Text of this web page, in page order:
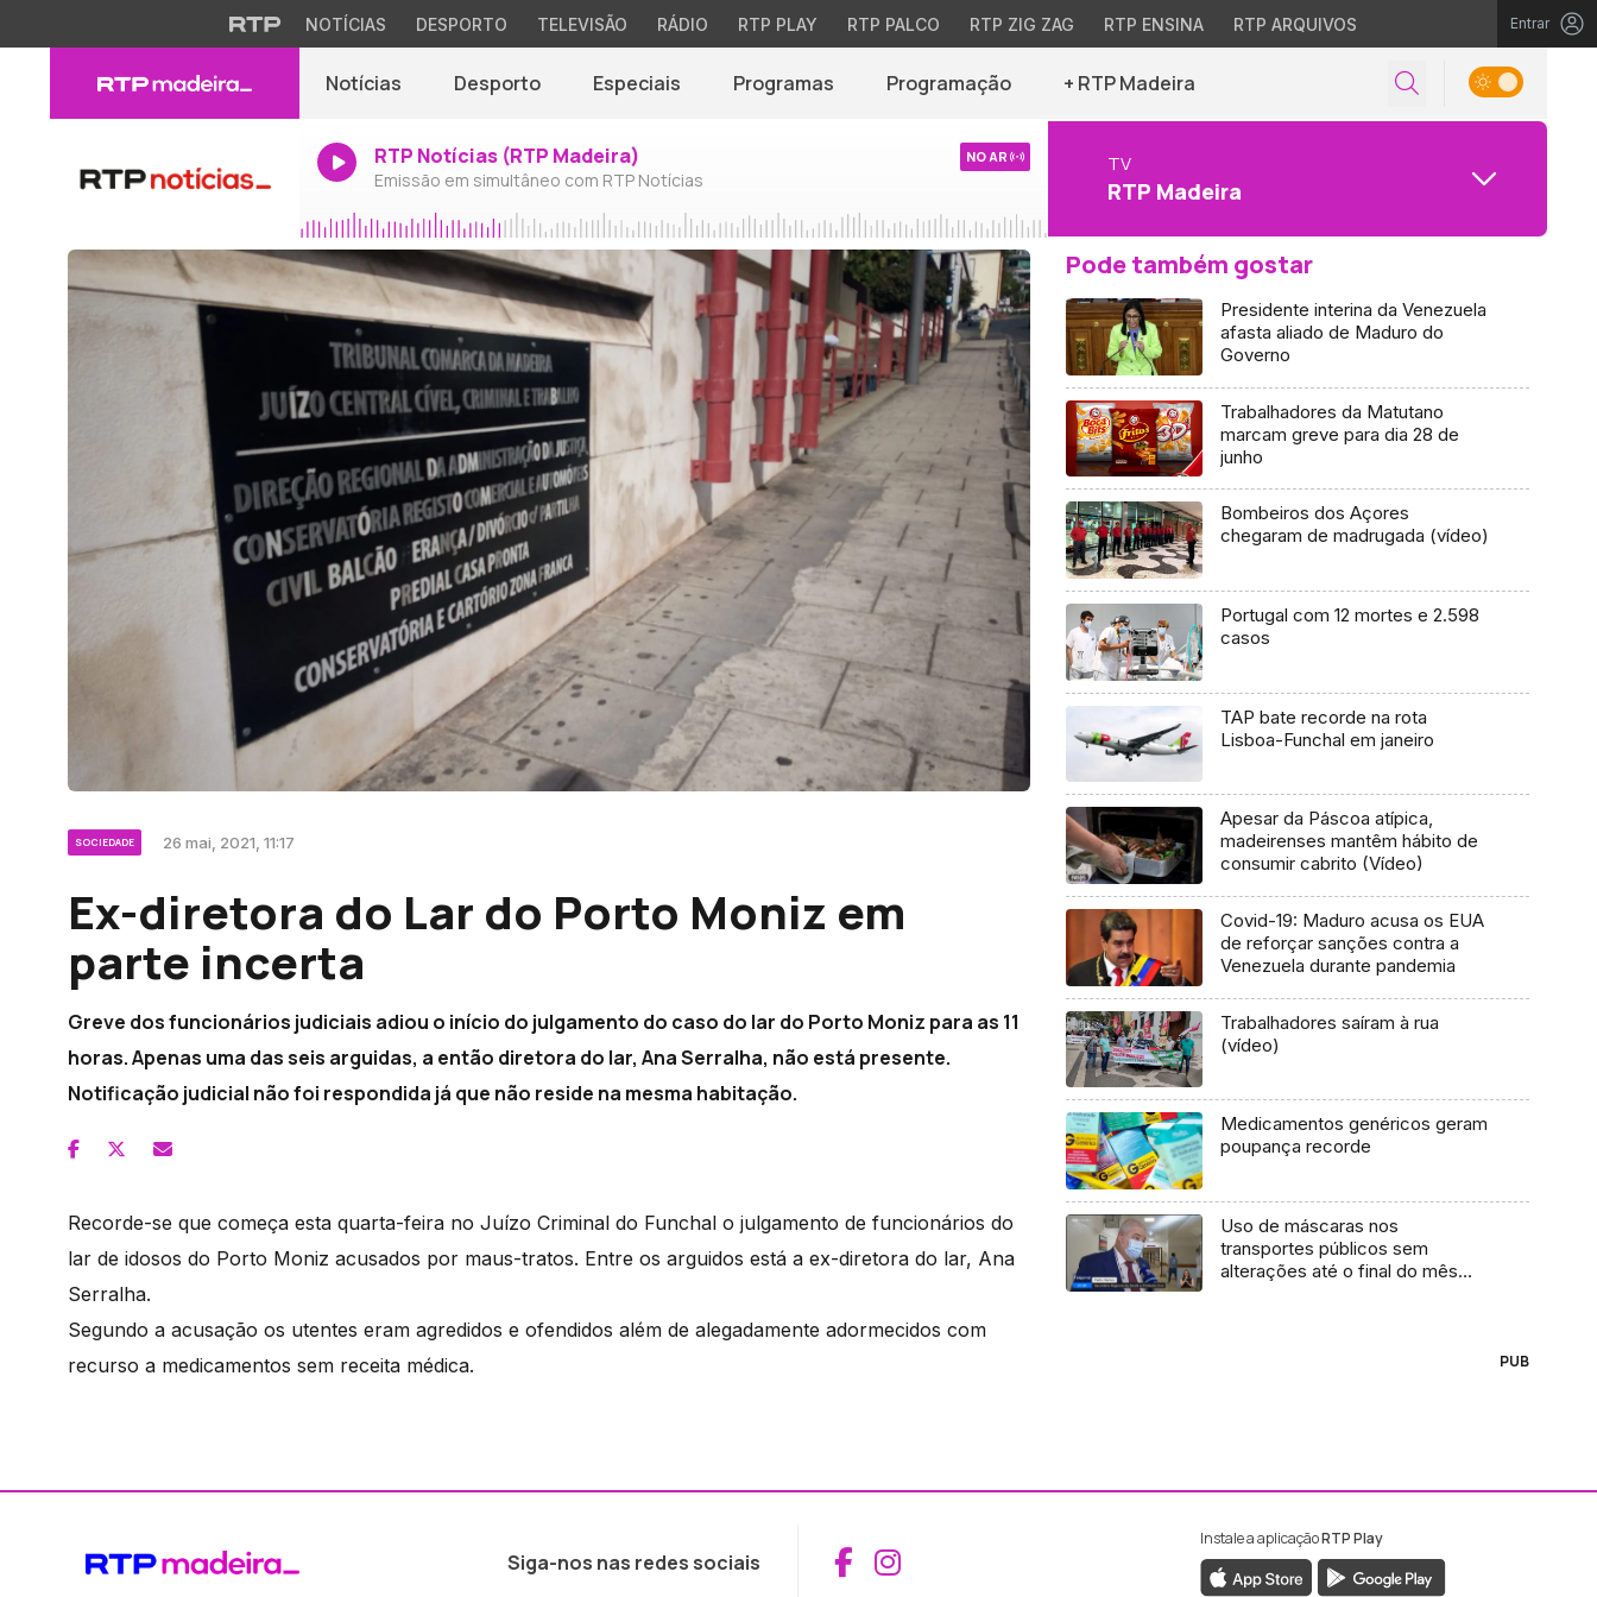
NOTÍCIAS DESPORTO TELEVISÃO RÁDIO RTP PLAY RTP PALCO RTP ZIG ZAG RTP ENSINA RTP ARQUIVOS Entrar
Notícias Desporto Especiais Programas Programação + RTP Madeira
RTP Notícias (RTP Madeira)
Emissão em simultâneo com RTP Notícias
NO AR TV
RTP Madeira
SOCIEDADE 26 mai, 2021, 11:17
Ex-diretora do Lar do Porto Moniz em
parte incerta
Greve dos funcionários judiciais adiou o início do julgamento do caso do lar do Porto Moniz para as 11
horas. Apenas uma das seis arguidas, a então diretora do lar, Ana Serralha, não está presente.
Notificação judicial não foi respondida já que não reside na mesma habitação.
Recorde-se que começa esta quarta-feira no Juízo Criminal do Funchal o julgamento de funcionários do
lar de idosos do Porto Moniz acusados por maus-tratos. Entre os arguidos está a ex-diretora do lar, Ana
Serralha.
Segundo a acusação os utentes eram agredidos e ofendidos além de alegadamente adormecidos com
recurso a medicamentos sem receita médica.
Pode também gostar
Presidente interina da Venezuela
afasta aliado de Maduro do
Governo
Trabalhadores da Matutano
marcam greve para dia 28 de
junho
Bombeiros dos Açores
chegaram de madrugada (vídeo)
Portugal com 12 mortes e 2.598
casos
TAP bate recorde na rota
Lisboa-Funchal em janeiro
Apesar da Páscoa atípica,
madeirenses mantêm hábito de
consumir cabrito (Vídeo)
Covid-19: Maduro acusa os EUA
de reforçar sanções contra a
Venezuela durante pandemia
Trabalhadores saíram à rua
(vídeo)
Medicamentos genéricos geram
poupança recorde
Uso de máscaras nos
transportes públicos sem
alterações até o final do mês
PUB
Siga-nos nas redes sociais Aceder ao Facebook da RTP Madeira
Aceder ao Instagram da RTP Madeira
Instale a aplicaçãoRTP Play